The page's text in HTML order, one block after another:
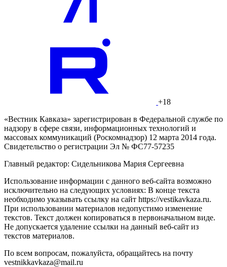
+18
«Вестник Кавказа» зарегистрирован в Федеральной службе по
надзору в сфере связи, информационных технологий и
массовых коммуникаций (Роскомнадзор) 12 марта 2014 года.
Свидетельство о регистрации Эл № ФС77-57235
Главный редактор: Сидельникова Мария Сергеевна
Использование информации с данного веб-сайта возможно
исключительно на следующих условиях: В конце текста
необходимо указывать ссылку на сайт https://vestikavkaza.ru.
При использовании материалов недопустимо изменение
текстов. Текст должен копироваться в первоначальном виде.
Не допускается удаление ссылки на данный веб-сайт из
текстов материалов.
По всем вопросам, пожалуйста, обращайтесь на почту
vestnikkavkaza@mail.ru